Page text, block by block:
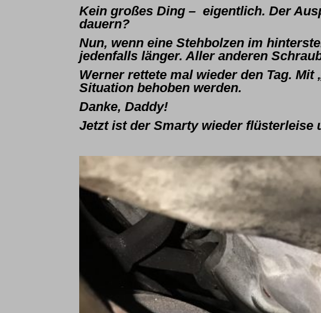
Kein großes Ding – eigentlich. Der
dauern?
Nun, wenn eine Stehbolzen im
jedenfalls länger. Aller anderen
Werner rettete mal wieder den Tag.
Situation behoben werden.
Danke, Daddy!
Jetzt ist der Smarty wieder flüsterleise